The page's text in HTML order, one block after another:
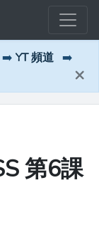
➡️ YT 頻道 ➡️
×
第6課